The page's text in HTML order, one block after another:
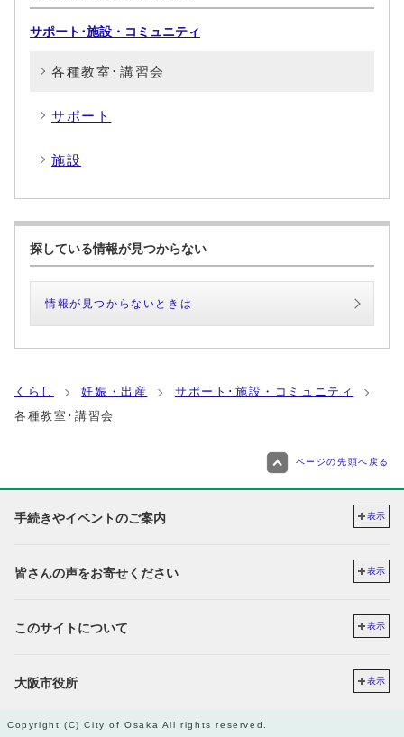
サポート･施設・コミュニティ
各種教室･講習会
サポート
施設
探している情報が見つからない
情報が見つからないときは
くらし 妊娠・出産
サポート･施設・コミュニティ
各種教室･講習会
ページの先頭へ戻る
手続きやイベントのご案内 表示
皆さんの声をお寄せください 表示
このサイトについて 表示
大阪市役所 表示
Copyright (C) City of Osaka All rights reserved.